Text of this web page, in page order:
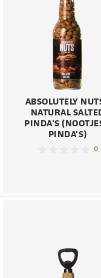
ABSOLUTELY
NATURAL
PINDA'S
PINDA'S)
0